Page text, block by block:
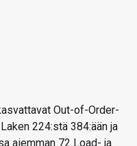
Out-of-Order-
224:stä 384:ään ja
aiemman 72 Load- ja